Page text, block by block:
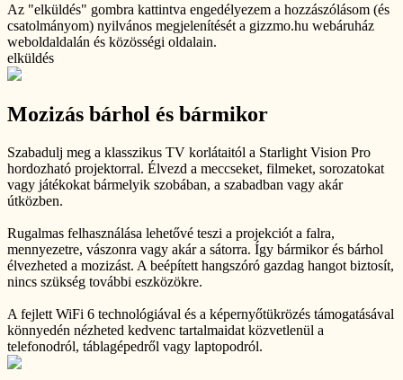
Az "elküldés" gombra kattintva engedélyezem a hozzászólásom (és
csatolmányom) nyilvános megjelenítését a gizzmo.hu webáruház
weboldaldalán és közösségi oldalain.
elküldés
Mozizás bárhol és bármikor
Szabadulj meg a klasszikus TV korlátaitól a Starlight Vision Pro
hordozható projektorral. Élvezd a meccseket, filmeket, sorozatokat
vagy játékokat bármelyik szobában, a szabadban vagy akár
útközben.
Rugalmas felhasználása lehetővé teszi a projekciót a falra,
mennyezetre, vászonra vagy akár a sátorra. Így bármikor és bárhol
élvezheted a mozizást. A beépített hangszóró gazdag hangot biztosít,
nincs szükség további eszközökre.
A fejlett WiFi 6 technológiával és a képernyőtükrözés támogatásával
könnyedén nézheted kedvenc tartalmaidat közvetlenül a
telefonodról, táblagépedről vagy laptopodról.